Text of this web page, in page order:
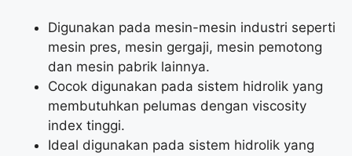
Digunakan pada mesin-mesin industri seperti
mesin pres, mesin gergaji, mesin pemotong
dan mesin pabrik lainnya.
Cocok digunakan pada sistem hidrolik yang
membutuhkan pelumas dengan viscosity
index tinggi.
Ideal digunakan pada sistem hidrolik yang